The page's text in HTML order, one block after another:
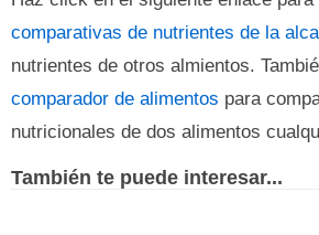
comparativas de nutrientes de la
nutrientes de otros almientos.
comparador de alimentos para
nutricionales de dos alimentos
También te puede interesar...